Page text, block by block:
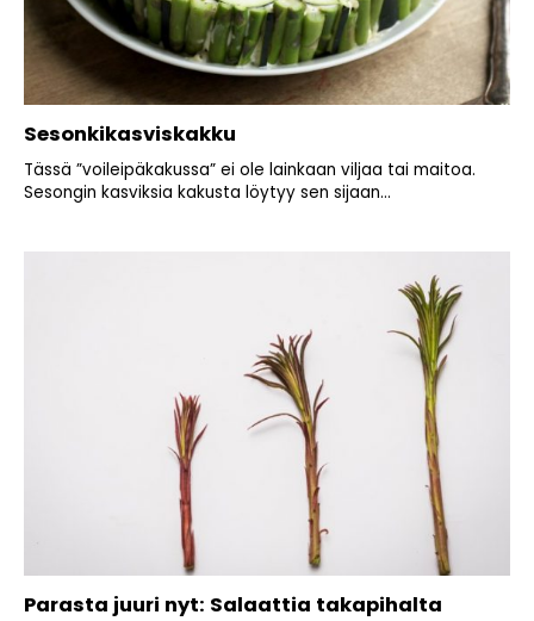
Sesonkikasviskakku
Tässä ”voileipäkakussa” ei ole lainkaan viljaa tai maitoa.
Sesongin kasviksia kakusta löytyy sen sijaan...
Parasta juuri nyt: Salaattia takapihalta